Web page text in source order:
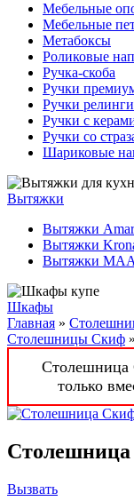
Мебельные
Мебельные
Метабоксы
Роликовые
Ручка-скоба
Ручки
Ручки релинги
Ручки с
Ручки со
Шариковые
Вытяжки
Вытяжки
Вытяжки
Вытяжки
Шкафы
Главная »
Столешницы Скиф
Столешница
только
Вызвать